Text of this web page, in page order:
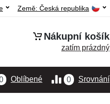
Země: Česká republika
Nákupní košík
zatím prázdný
0 Srovnání
Oblíbené